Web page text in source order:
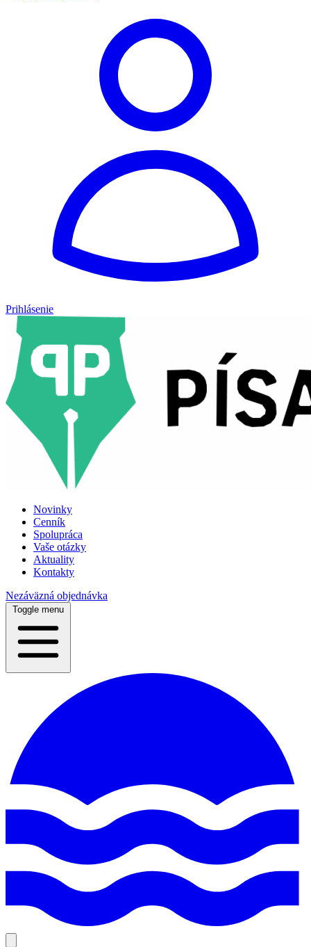
Prihlásenie
Novinky
Cenník
Spolupráca
Vaše otázky
Aktuality
Kontakty
Nezáväzná objednávka
Toggle menu